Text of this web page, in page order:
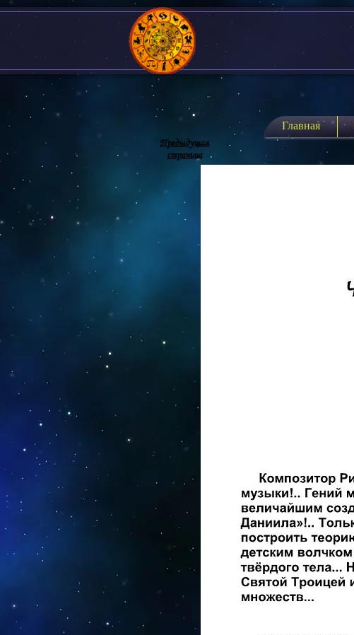
Главная
Предыдущая
страница